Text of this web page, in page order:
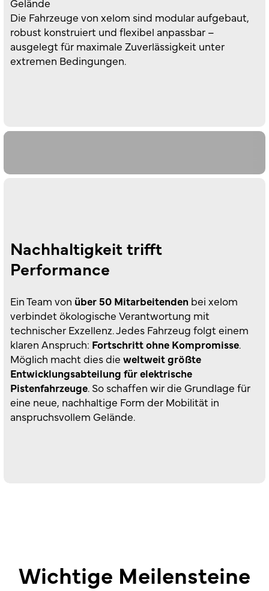
Die Fahrzeuge von xelom sind modular aufgebaut,
robust konstruiert und flexibel anpassbar –
ausgelegt für maximale Zuverlässigkeit unter
extremen Bedingungen.
Nachhaltigkeit trifft
Performance
Ein Team von über 50 Mitarbeitenden bei xelom
verbindet ökologische Verantwortung mit
technischer Exzellenz. Jedes Fahrzeug folgt einem
klaren Anspruch: Fortschritt ohne Kompromisse.
Möglich macht dies dieweltweit größte
Entwicklungsabteilung für elektrische
Pistenfahrzeuge. So schaffen wir die Grundlage für
eine neue, nachhaltige Form der Mobilität in
anspruchsvollem Gelände.
Wichtige Meilensteine